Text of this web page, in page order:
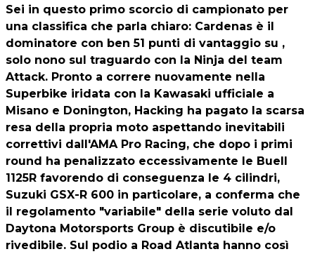
Sei in questo primo scorcio di campionato per
una classifica che parla chiaro: Cardenas è il
dominatore con ben 51 punti di vantaggio su ,
solo nono sul traguardo con la Ninja del team
Attack. Pronto a correre nuovamente nella
Superbike iridata con la Kawasaki ufficiale a
Misano e Donington, Hacking ha pagato la scarsa
resa della propria moto aspettando inevitabili
correttivi dall'AMA Pro Racing, che dopo i primi
round ha penalizzato eccessivamente le Buell
1125R favorendo di conseguenza le 4 cilindri,
Suzuki GSX-R 600 in particolare, a conferma che
il regolamento "variabile" della serie voluto dal
Daytona Motorsports Group è discutibile e/o
rivedibile. Sul podio a Road Atlanta hanno così